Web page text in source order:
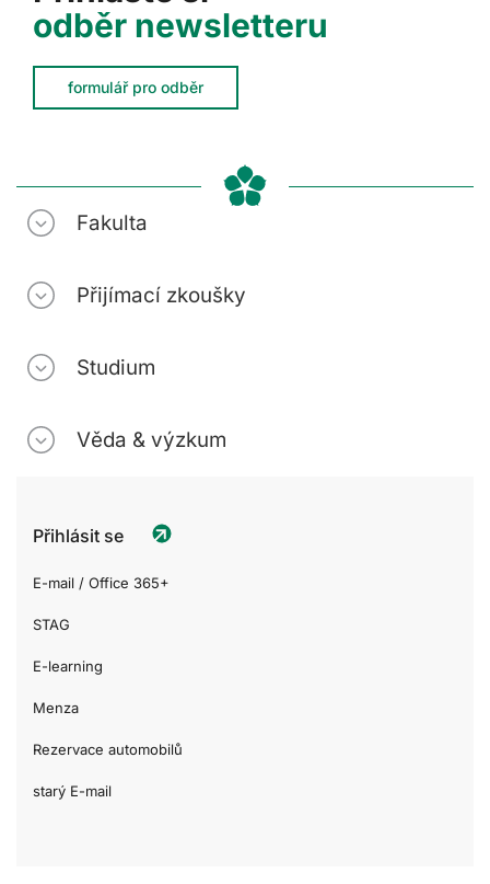
odběr newsletteru
formulář pro odběr
Fakulta
Přijímací zkoušky
Studium
Věda & výzkum
Přihlásit se
E-mail / Office 365+
STAG
E-learning
Menza
Rezervace automobilů
starý E-mail